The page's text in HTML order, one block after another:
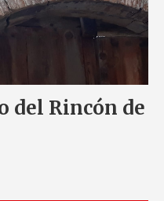
del Rincón de